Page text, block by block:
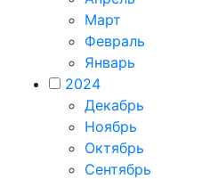
Март
Февраль
Январь
2024
Декабрь
Ноябрь
Октябрь
Сентябрь